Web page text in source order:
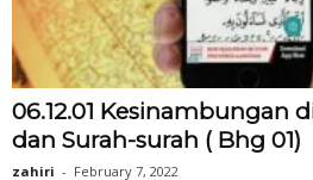
06.12.01 Kesinambungan
dan Surah-surah ( Bhg 01)
zahiri - February 7, 2022